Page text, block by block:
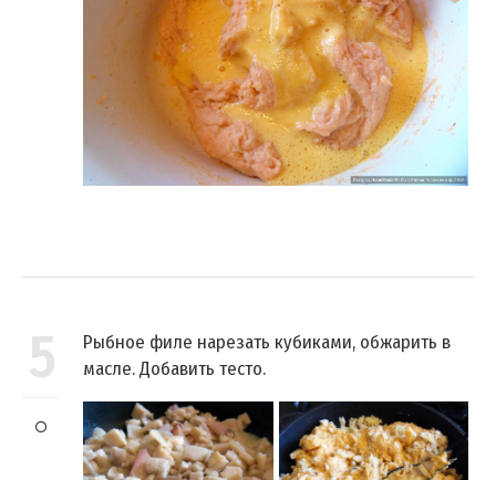
5
Рыбное филе нарезать кубиками, обжарить в
масле. Добавить тесто.